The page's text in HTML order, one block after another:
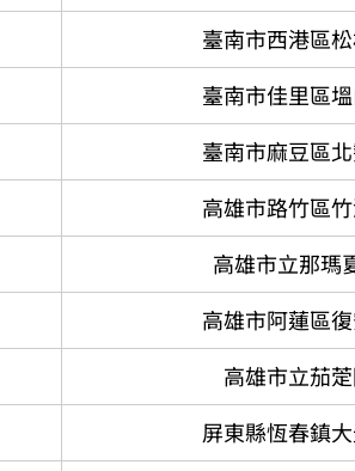
臺南市西港區
臺南市佳里區
臺南市麻豆區
高雄市路竹區
高雄市立那瑪
高雄市阿蓮區
高雄市立茄
屏東縣恆春鎮